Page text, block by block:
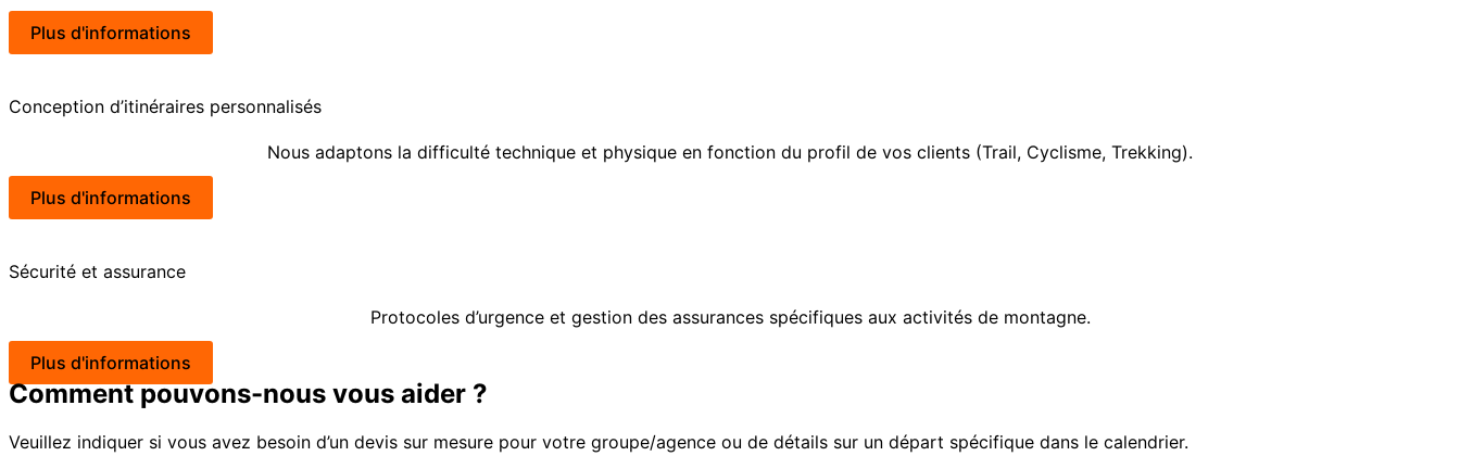
Plus d'informations
Conception d’itinéraires personnalisés
Nous adaptons la difficulté technique et physique en fonction du profil de vos clients (Trail, Cyclisme, Trekking).
Plus d'informations
Sécurité et assurance
Protocoles d’urgence et gestion des assurances spécifiques aux activités de montagne.
Plus d'informations
Comment pouvons-nous vous aider ?
Veuillez indiquer si vous avez besoin d’un devis sur mesure pour votre groupe/agence ou de détails sur un départ spécifique dans le calendrier.